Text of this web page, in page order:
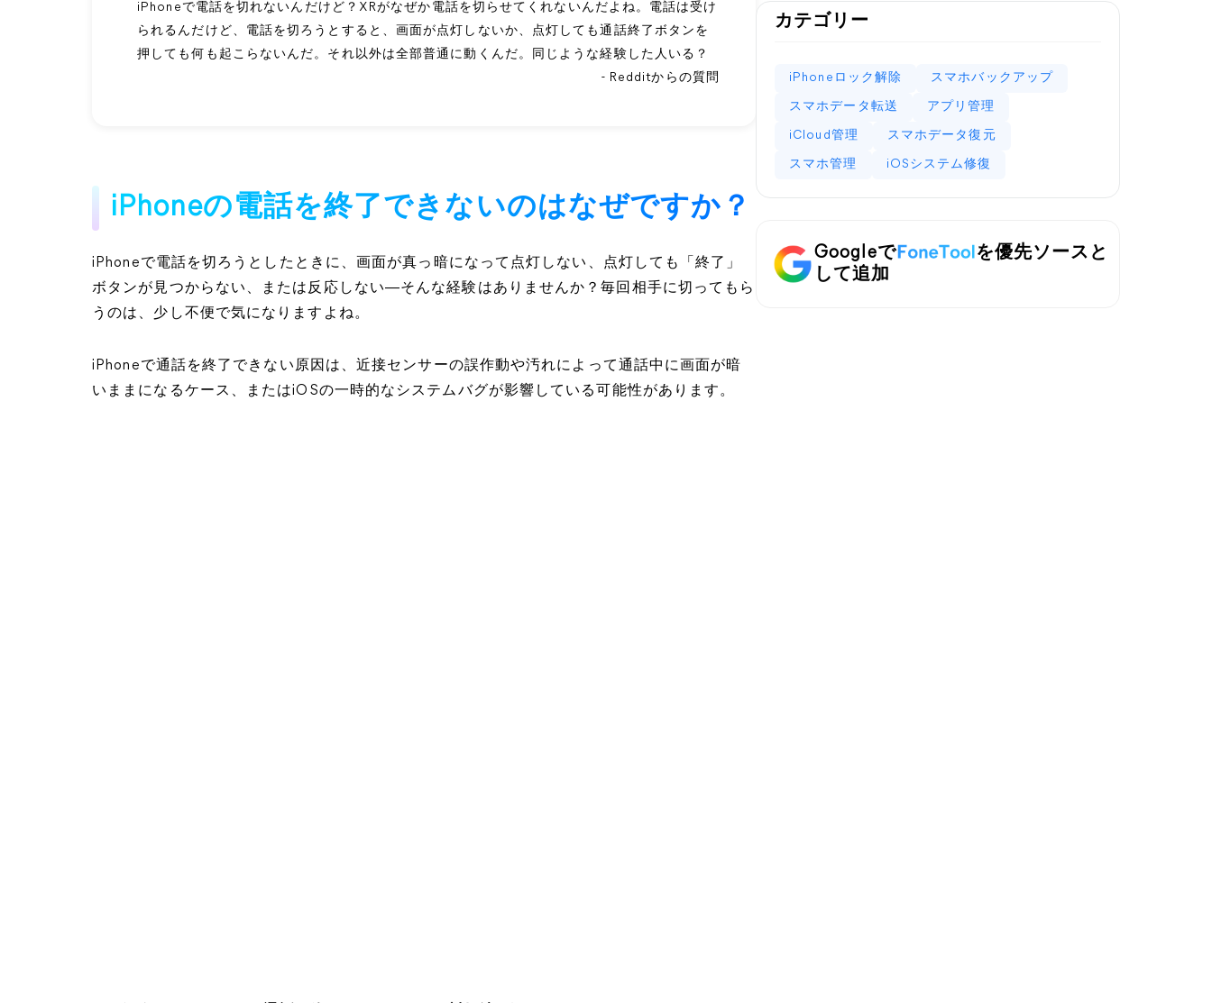
iPhoneで電話を切れないんだけど？XRがなぜか電話を切らせてくれないんだよね。電話は受け
られるんだけど、電話を切ろうとすると、画面が点灯しないか、点灯しても通話終了ボタンを
押しても何も起こらないんだ。それ以外は全部普通に動くんだ。同じような経験した人いる？
- Redditからの質問
iPhoneの電話を終了できないのはなぜですか？
iPhoneで電話を切ろうとしたときに、画面が真っ暗になって点灯しない、点灯しても「終了」
ボタンが見つからない、または反応しない―そんな経験はありませんか？毎回相手に切ってもら
うのは、少し不便で気になりますよね。
iPhoneで通話を終了できない原因は、近接センサーの誤作動や汚れによって通話中に画面が暗
いままになるケース、またはiOSの一時的なシステムバグが影響している可能性があります。
カテゴリー
iPhoneロック解除 スマホバックアップ
スマホデータ転送 アプリ管理
iCloud管理 スマホデータ復元
スマホ管理 iOSシステム修復
Googleで
を優先ソースと
して追加